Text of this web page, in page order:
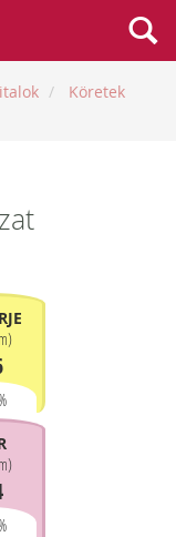
Köretek
)
)